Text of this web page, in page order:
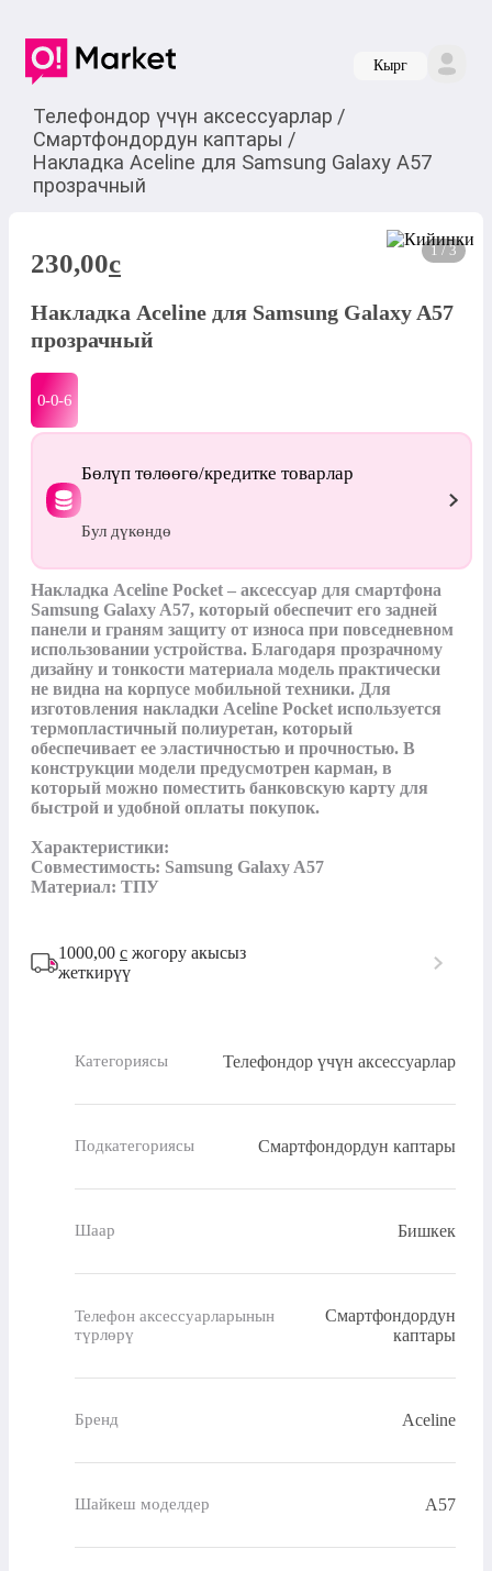
Кырг
Телефондор үчүн аксессуарлар /
Смартфондордун каптары /
Накладка Aceline для Samsung Galaxy A57
прозрачный
1 / 3
230,00c
Накладка Aceline для Samsung Galaxy A57
прозрачный
0-0-6
Бөлүп төлөөгө/кредитке товарлар
Бул дүкөндө
Накладка Aceline Pocket – аксессуар для смартфона
Samsung Galaxy A57, который обеспечит его задней
панели и граням защиту от износа при повседневном
использовании устройства. Благодаря прозрачному
дизайну и тонкости материала модель практически
не видна на корпусе мобильной техники. Для
изготовления накладки Aceline Pocket используется
термопластичный полиуретан, который
обеспечивает ее эластичностью и прочностью. В
конструкции модели предусмотрен карман, в
который можно поместить банковскую карту для
быстрой и удобной оплаты покупок.
Характеристики:
Совместимость: Samsung Galaxy A57
Материал: ТПУ
1000,00 с жогору акысыз
жеткирүү
Категориясы Телефондор үчүн аксессуарлар
Подкатегориясы Смартфондордун каптары
Шаар Бишкек
Телефон аксессуарларынын
түрлөрү
Смартфондордун
каптары
Бренд Aceline
Шайкеш моделдер A57